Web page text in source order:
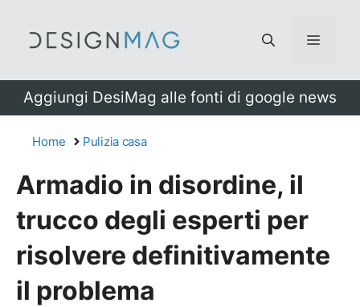
Menu
Aggiungi DesiMag alle fonti di google news
Home Pulizia casa
Armadio in disordine, il
trucco degli esperti per
risolvere definitivamente
il problema